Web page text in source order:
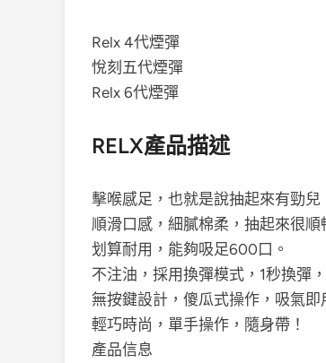
Relx 4代煙彈
悅刻五代煙彈
Relx 6代煙彈
RELX產品描述
擊喉感足，也就是說抽起來有勁兒
順滑口感，細膩棉柔，抽起來很
划算耐用，能夠吸足600口。
不注油，採用換彈模式，1秒換彈
無按鍵設計，傻瓜式操作，吸氣即
輕巧時尚，單手操作，隨身帶！
產品信息